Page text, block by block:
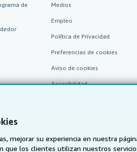
mejorar su experiencia en nuestra
que los clientes utilizan nuestros
de
Medios
Empleo
Política de Privacidad
Preferencias de cookies
Aviso de cookies
Accesibilidad